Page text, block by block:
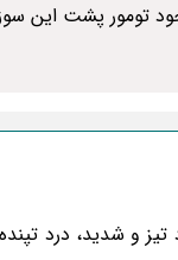
تومور پشت این
تیز و شدید، درد